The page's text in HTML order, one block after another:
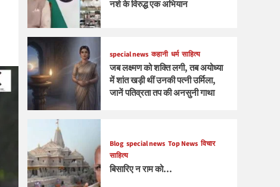
नशे के विरुद्ध एक अभियान
special news कहानी धर्म साहित्य
जब लक्ष्मण को शक्ति लगी, तब अयोध्या
में शांत खड़ी थीं उनकी पत्नी उर्मिला,
जानें पतिव्रता तप की अनसुनी गाथा
Blog special news Top News विचार
साहित्य
बिसारिए न राम को…